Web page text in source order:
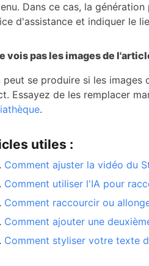
Dans ce cas, la
d'assistance et indiquer le
vois pas les images de
peut se produire si les
Essayez de les remplacer
.
utiles :
Comment ajuster la vidéo du
Comment utiliser l'IA pour
Comment raccourcir ou
Comment ajouter une
Comment styliser votre texte